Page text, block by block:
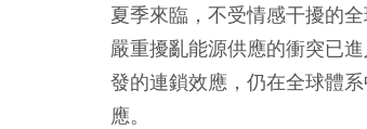
夏季來臨，不受情感干擾的
嚴重擾亂能源供應的衝突已
發的連鎖效應，仍在全球體
應。